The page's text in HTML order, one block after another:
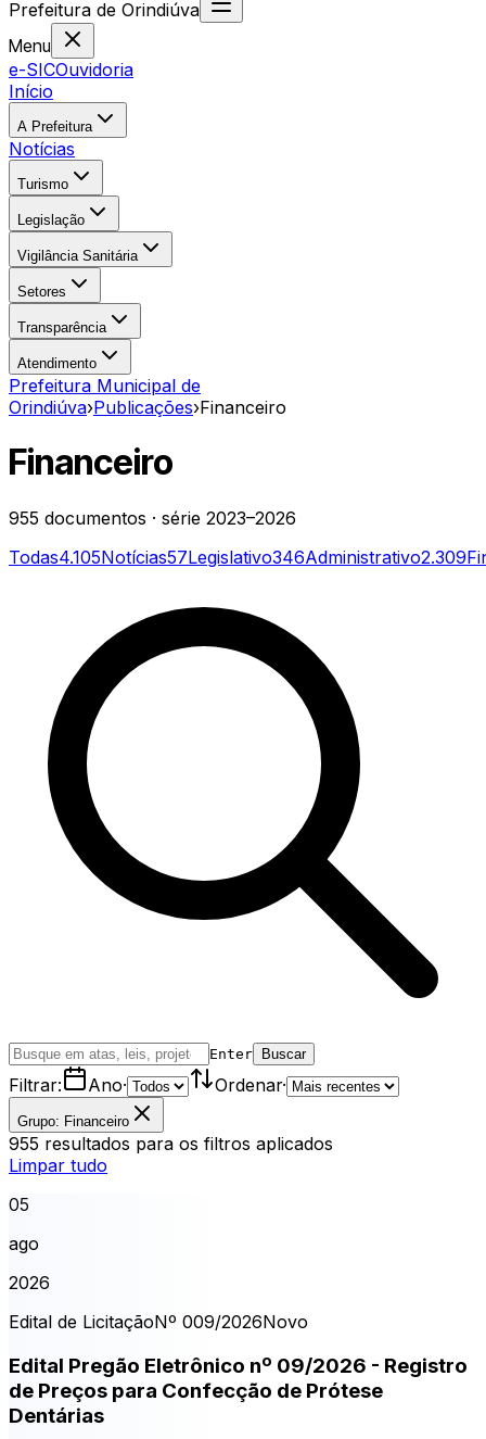
Prefeitura de Orindiúva
Menu
e-SICOuvidoria
Início
A Prefeitura
Notícias
Turismo
Legislação
Vigilância Sanitária
Setores
Transparência
Atendimento
Prefeitura Municipal de
Orindiúva›Publicações›Financeiro
Financeiro
955 documentos · série 2023–2026
Todas4.105Notícias57Legislativo346Administrativo2.309
Enter Buscar
Filtrar: Ano· Ordenar·
Grupo: Financeiro
955 resultados para os filtros aplicados
Limpar tudo
05
ago
2026
Edital de LicitaçãoNº 009/2026Novo
Edital Pregão Eletrônico nº 09/2026 - Registro
de Preços para Confecção de Prótese
Dentárias